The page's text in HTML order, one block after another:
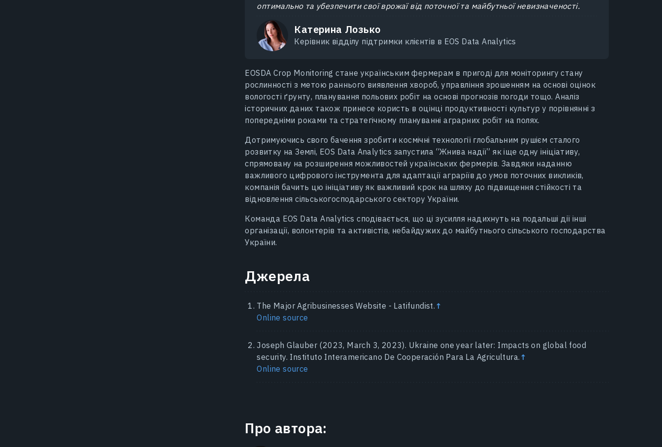
оптимально та убезпечити свої врожаї від поточної та майбутньої невизначеності.
Катерина Лозько
Керівник відділу підтримки клієнтів в EOS Data Analytics
EOSDA Crop Monitoring стане українським фермерам в пригоді для моніторингу стану
рослинності з метою раннього виявлення хвороб, управління зрошенням на основі оцінок
вологості ґрунту, планування польових робіт на основі прогнозів погоди тощо. Аналіз
історичних даних також принесе користь в оцінці продуктивності культур у порівнянні з
попередніми роками та стратегічному плануванні аграрних робіт на полях.
Дотримуючись свого бачення зробити космічні технології глобальним рушієм сталого
розвитку на Землі, EOS Data Analytics запустила “Жнива надії” як іще одну ініціативу,
спрямовану на розширення можливостей українських фермерів. Завдяки наданню
важливого цифрового інструмента для адаптації аграріїв до умов поточних викликів,
компанія бачить цю ініціативу як важливий крок на шляху до підвищення стійкості та
відновлення сільськогосподарського сектору України.
Команда EOS Data Analytics сподівається, що ці зусилля надихнуть на подальші дії інші
організації, волонтерів та активістів, небайдужих до майбутнього сільського господарства
України.
Джерела
The Major Agribusinesses Website - Latifundist. ↑
Online source
Joseph Glauber (2023, March 3, 2023). Ukraine one year later: Impacts on global food
security. Instituto Interamericano De Cooperación Para La Agricultura. ↑
Online source
Про автора: